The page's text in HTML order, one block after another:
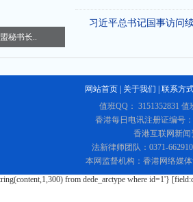
秘书长..
习近平总书记国事访问
网站首页 关于我们
联系方
值班QQ： 3151352831
香港每日电讯注册证编号
香港互联网新闻
法新律师团队：0371-
本网监督机构：香港网络媒
from dede_arctype where id=1'}